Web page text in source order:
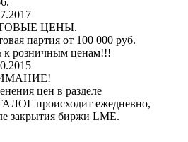
ЦЕНЫ.
партия от 100 000 руб.
к розничным ценам!!!
цен в разделе
происходит ежедневно,
закрытия биржи LME.